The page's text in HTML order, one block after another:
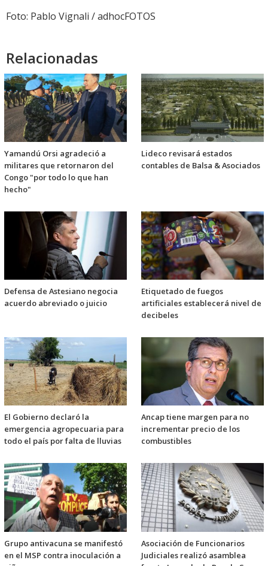
Foto: Pablo Vignali / adhocFOTOS
Relacionadas
Yamandú Orsi agradeció a
militares que retornaron del
Congo "por todo lo que han
hecho"
Lideco revisará estados
contables de Balsa & Asociados
Defensa de Astesiano negocia
acuerdo abreviado o juicio
Etiquetado de fuegos
artificiales establecerá nivel de
decibeles
El Gobierno declaró la
emergencia agropecuaria para
todo el país por falta de lluvias
Ancap tiene margen para no
incrementar precio de los
combustibles
Grupo antivacuna se manifestó
en el MSP contra inoculación a
Asociación de Funcionarios
Judiciales realizó asamblea